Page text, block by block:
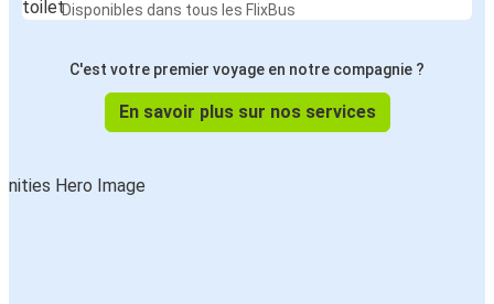
Disponibles dans tous les FlixBus
C'est votre premier voyage en notre compagnie ?
En savoir plus sur nos services